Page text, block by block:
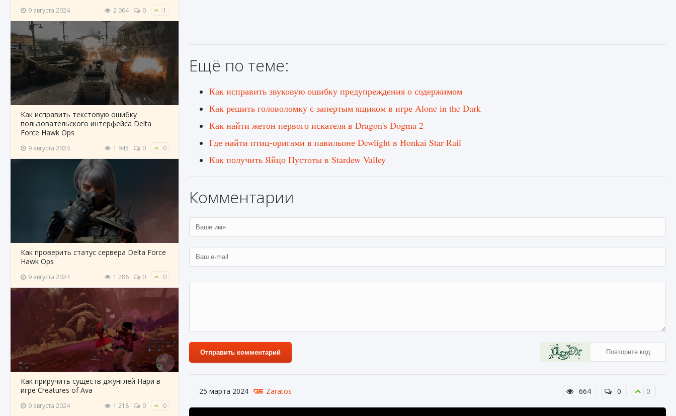
9 августа 2024 2 064 0 1
Как исправить текстовую ошибку
пользовательского интерфейса Delta
Force Hawk Ops
9 августа 2024 1 945 0 0
Как проверить статус сервера Delta Force
Hawk Ops
9 августа 2024 1 286 0 0
Как приручить существ джунглей Нари в
игре Creatures of Ava
9 августа 2024 1 218 0 0
Ещё по теме:
Как исправить звуковую ошибку предупреждения о содержимом
Как решить головоломку с запертым ящиком в игре Alone in the Dark
Как найти жетон первого искателя в Dragon's Dogma 2
Где найти птиц-оригами в павильоне Dewlight в Honkai Star Rail
Как получить Яйцо Пустоты в Stardew Valley
Комментарии
Отправить комментарий
25 марта 2024 Zaratos 664 0 0